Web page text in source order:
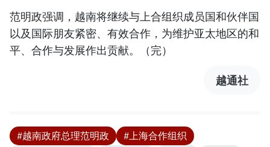
范明政强调，越南将继续与上合组织成员国和伙伴国
以及国际朋友紧密、有效合作，为维护亚太地区的和
平、合作与发展作出贡献。（完）
越通社
#越南政府总理范明政
#上海合作组织